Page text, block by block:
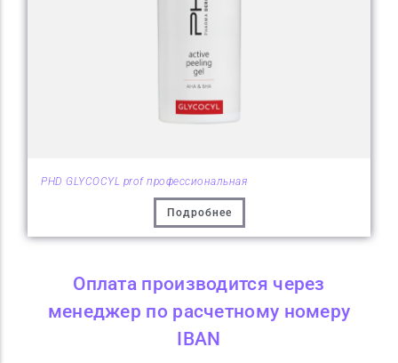
PHD GLYCOCYL prof профессиональная
Подробнее
Оплата производится через
менеджер по расчетному номеру
IBAN